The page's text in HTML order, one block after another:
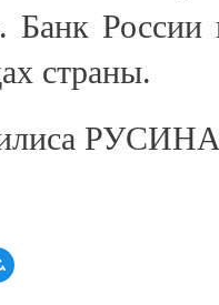
Банк
страны.